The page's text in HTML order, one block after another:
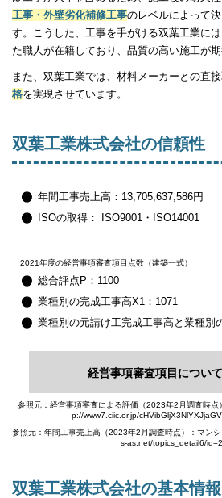
工事・外壁劣化補修工事のレベルによって
す。こうした、工事を手がける双葉工業には
た職人が在籍しており、品質の高い施工が期
また、双葉工業では、材料メーカーとの直
格を実現させています。
双葉工業株式会社の信頼性
年間工事売上高：13,705,637,586円
ISOの取得： ISO9001・ISO14001
2021年度の経営事項審査項目点数（建築一式）
総合評点P：1100
業種別の完成工事高X1：1071
業種別の元請け工完成工事高と業種別
経営事項審査項目につい
参照元：経営事項審査による評価（2023年2月調査時
p://www7.ciic.or.jp/
参照元：年間工事売上高（2023年2月調査時点）：マン
s-as.net/topics_detail6/
双葉工業株式会社の基本情報